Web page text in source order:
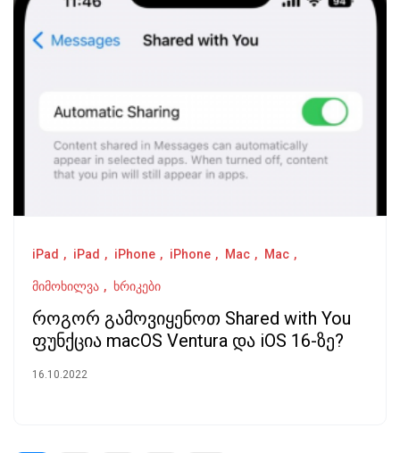
iPad iPad iPhone iPhone Mac Mac
მიმოხილვა ხრიკები
როგორ გამოვიყენოთ Shared with You
ფუნქცია macOS Ventura და iOS 16-ზე?
16.10.2022